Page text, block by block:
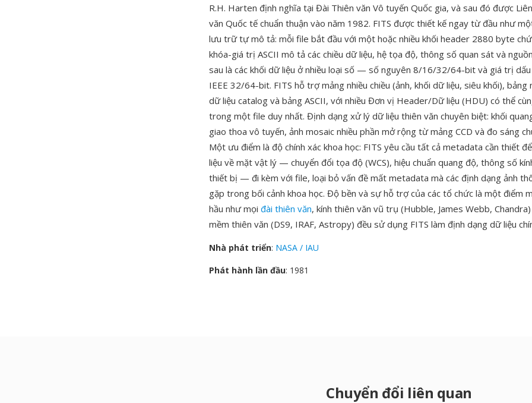
R.H. Harten định nghĩa tại Đài Thiên văn Vô tuyến Quốc gia, và sau đó được
văn Quốc tế chuẩn thuận vào năm 1982. FITS được thiết kế ngay từ đầu như
lưu trữ tự mô tả: mỗi file bắt đầu với một hoặc nhiều khối header 2880 byte
khóa-giá trị ASCII mô tả các chiều dữ liệu, hệ tọa độ, thông số quan sát và
sau là các khối dữ liệu ở nhiều loại số — số nguyên 8/16/32/64-bit và giá trị
IEEE 32/64-bit. FITS hỗ trợ mảng nhiều chiều (ảnh, khối dữ liệu, siêu khối), bảng
dữ liệu catalog và bảng ASCII, với nhiều Đơn vị Header/Dữ liệu (HDU) có thể
trong một file duy nhất. Định dạng xử lý dữ liệu thiên văn chuyên biệt: khối
giao thoa vô tuyến, ảnh mosaic nhiều phần mở rộng từ mảng CCD và đo sáng
Một ưu điểm là độ chính xác khoa học: FITS yêu cầu tất cả metadata cần thiết
liệu về mặt vật lý — chuyển đổi tọa độ (WCS), hiệu chuẩn quang độ, thông số
thiết bị — đi kèm với file, loại bỏ vấn đề mất metadata mà các định dạng ảnh
gặp trong bối cảnh khoa học. Độ bền và sự hỗ trợ của các tổ chức là một điểm
hầu như mọi đài thiên văn, kính thiên văn vũ trụ (Hubble, James Webb,
mềm thiên văn (DS9, IRAF, Astropy) đều sử dụng FITS làm định dạng dữ liệu
Nhà phát triển: NASA / IAU
Phát hành lần đầu: 1981
Chuyển đổi liên quan